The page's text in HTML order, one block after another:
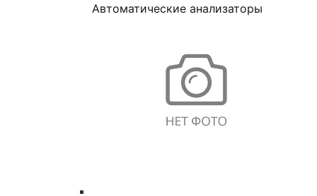
Автоматические анализаторы